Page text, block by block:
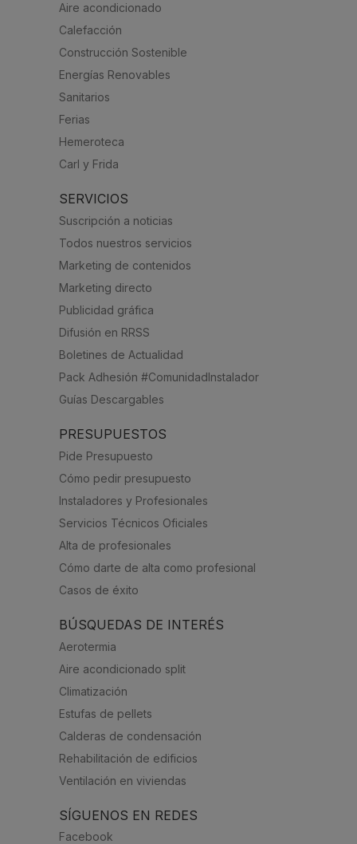
Aire acondicionado
Calefacción
Construcción Sostenible
Energías Renovables
Sanitarios
Ferias
Hemeroteca
Carl y Frida
SERVICIOS
Suscripción a noticias
Todos nuestros servicios
Marketing de contenidos
Marketing directo
Publicidad gráfica
Difusión en RRSS
Boletines de Actualidad
Pack Adhesión #ComunidadInstalador
Guías Descargables
PRESUPUESTOS
Pide Presupuesto
Cómo pedir presupuesto
Instaladores y Profesionales
Servicios Técnicos Oficiales
Alta de profesionales
Cómo darte de alta como profesional
Casos de éxito
BÚSQUEDAS DE INTERÉS
Aerotermia
Aire acondicionado split
Climatización
Estufas de pellets
Calderas de condensación
Rehabilitación de edificios
Ventilación en viviendas
SÍGUENOS EN REDES
Facebook